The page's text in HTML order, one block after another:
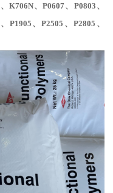
、K706N、P0607 、 P0803 、
、 P1905 、P2505 、 P2805 、